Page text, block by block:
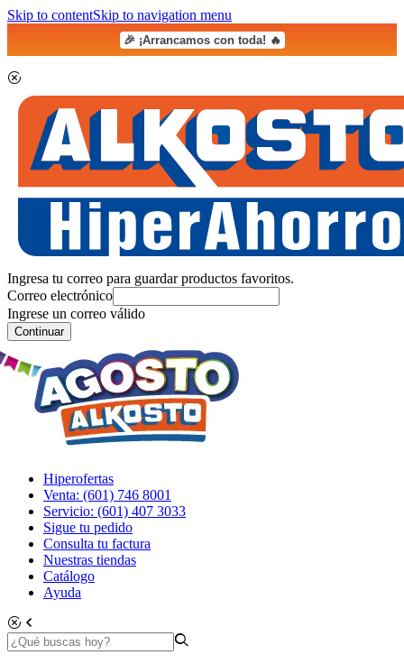
Skip to contentSkip to navigation menu
🎉 ¡Arrancamos con toda! 🔥
Ingresa tu correo para guardar productos favoritos.
Correo electrónico
Ingrese un correo válido
Continuar
Hiperofertas
Venta: (601) 746 8001
Servicio: (601) 407 3033
Sigue tu pedido
Consulta tu factura
Nuestras tiendas
Catálogo
Ayuda